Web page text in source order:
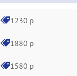
1230 р
1880 р
1580 р